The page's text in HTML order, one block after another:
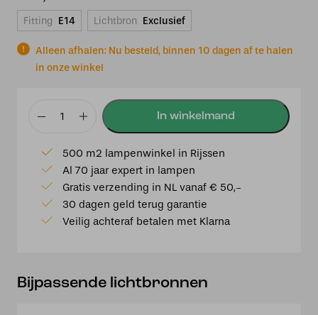
Alleen afhalen: Nu besteld, binnen 10 dagen af te halen
in onze winkel
Fitting E14 Lichtbron Exclusief
Staande
bol
cm
500 m2 lampenwinkel in Rijssen
Al 70 jaar expert in lampen
Gratis verzending in NL vanaf € 50,-
30 dagen geld terug garantie
Veilig achteraf betalen met Klarna
Bijpassende lichtbronnen